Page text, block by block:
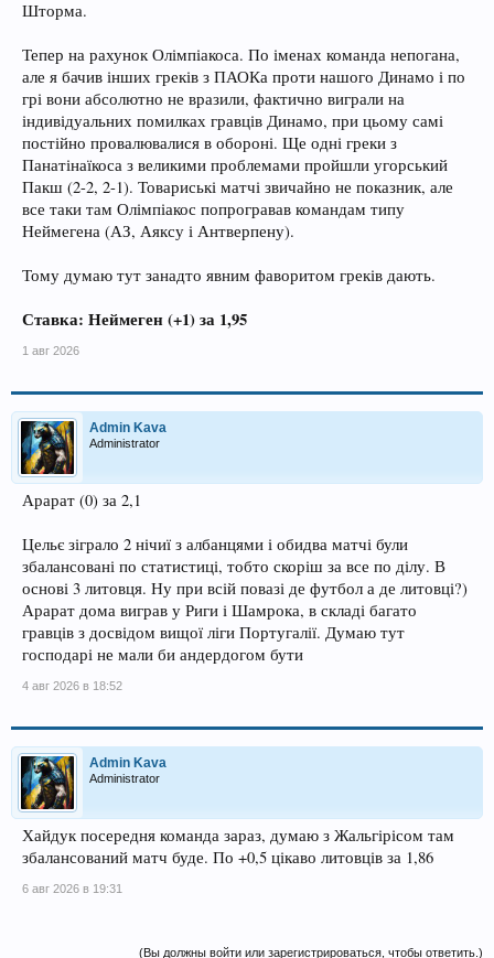
Шторма.
Тепер на рахунок Олімпіакоса. По іменах команда непогана,
але я бачив інших греків з ПАОКа проти нашого Динамо і по
грі вони абсолютно не вразили, фактично виграли на
індивідуальних помилках гравців Динамо, при цьому самі
постійно провалювалися в обороні. Ще одні греки з
Панатінаїкоса з великими проблемами пройшли угорський
Пакш (2-2, 2-1). Товариські матчі звичайно не показник, але
все таки там Олімпіакос попрогравав командам типу
Неймегена (АЗ, Аяксу і Антверпену).
Тому думаю тут занадто явним фаворитом греків дають.
Ставка: Неймеген (+1) за 1,95
1 авг 2026
Admin Kava
Administrator
Арарат (0) за 2,1
Цельє зіграло 2 нічиї з албанцями і обидва матчі були
збалансовані по статистиці, тобто скоріш за все по ділу. В
основі 3 литовця. Ну при всій повазі де футбол а де литовці?)
Арарат дома виграв у Риги і Шамрока, в складі багато
гравців з досвідом вищої ліги Португалії. Думаю тут
господарі не мали би андердогом бути
4 авг 2026 в 18:52
Admin Kava
Administrator
Хайдук посередня команда зараз, думаю з Жальгірісом там
збалансований матч буде. По +0,5 цікаво литовців за 1,86
6 авг 2026 в 19:31
(Вы должны войти или зарегистрироваться, чтобы ответить.)